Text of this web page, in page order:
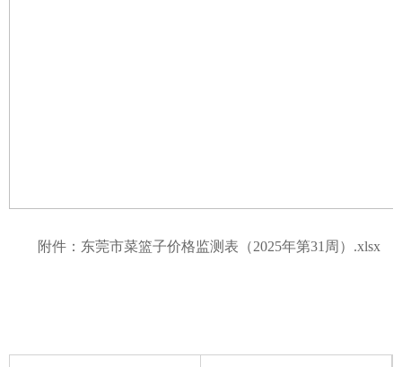
附件： 东莞市菜篮子价格监测表（2025年第31周）.xlsx